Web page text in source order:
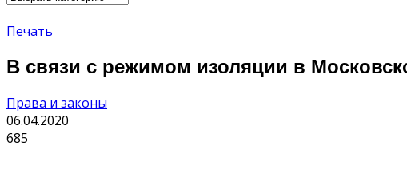
Печать
В связи с режимом изоляции в
Права и законы
06.04.2020
685